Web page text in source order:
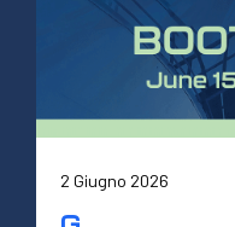
2 Giugno 2026